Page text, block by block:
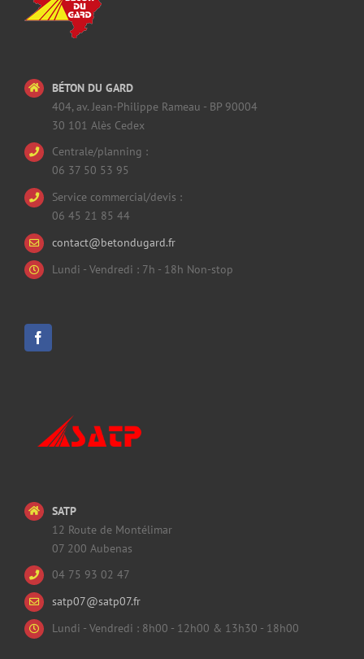
BÉTON DU GARD
404, av. Jean-Philippe Rameau - BP 90004
30 101 Alès Cedex
Centrale/planning :
06 37 50 53 95
Service commercial/devis :
06 45 21 85 44
contact@betondugard.fr
Lundi - Vendredi : 7h - 18h Non-stop
SATP
12 Route de Montélimar
07 200 Aubenas
04 75 93 02 47
satp07@satp07.fr
Lundi - Vendredi : 8h00 - 12h00 & 13h30 - 18h00